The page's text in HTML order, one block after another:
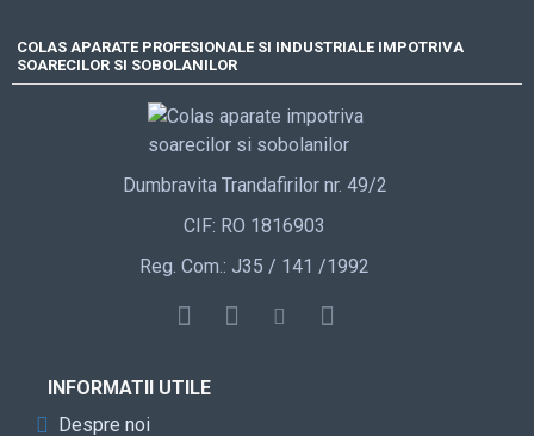
COLAS APARATE PROFESIONALE SI INDUSTRIALE IMPOTRIVA
SOARECILOR SI SOBOLANILOR
Dumbravita Trandafirilor nr. 49/2
CIF: RO 1816903
Reg. Com.: J35 / 141 /1992
INFORMATII UTILE
Despre noi